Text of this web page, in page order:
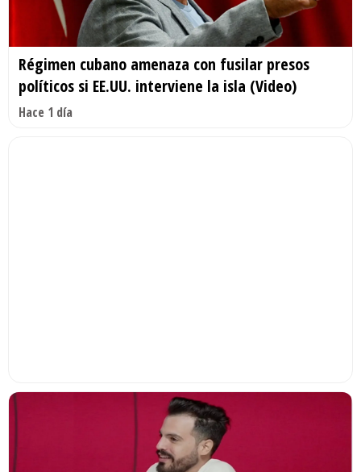
Régimen cubano amenaza con fusilar presos
políticos si EE.UU. interviene la isla (Video)
Hace 1 día